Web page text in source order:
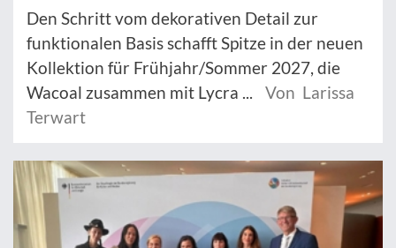
Den Schritt vom dekorativen Detail zur
funktionalen Basis schafft Spitze in der neuen
Kollektion für Frühjahr/Sommer 2027, die
Wacoal zusammen mit Lycra ...
Von Larissa
Terwart